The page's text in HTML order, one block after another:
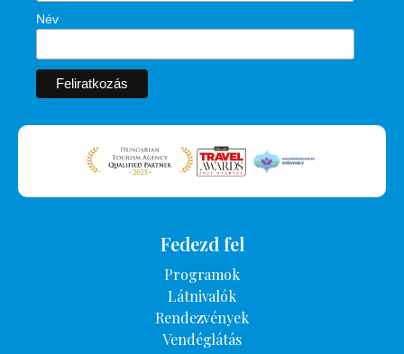
Név
Fedezd fel
Programok
Látnivalók
Rendezvények
Vendéglátás